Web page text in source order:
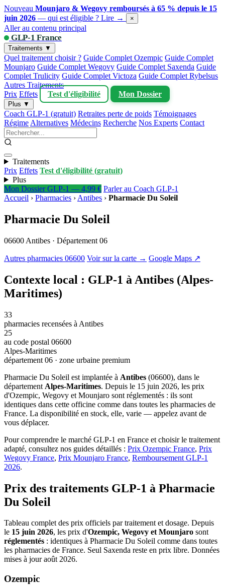
Nouveau Mounjaro & Wegovy remboursés à 65 % depuis le 15
juin 2026 — qui est éligible ? Lire → ×
Aller au contenu principal
GLP-1 France
Traitements ▼
Quel traitement choisir ? Guide Complet Ozempic Guide Complet
Mounjaro Guide Complet Wegovy Guide Complet Saxenda Guide
Complet Trulicity Guide Complet Victoza Guide Complet Rybelsus
Autres Traitements
Prix Effets Test d'éligibilité Mon Dossier
Plus ▼
Coach GLP-1 (gratuit) Retraites perte de poids Témoignages
Régime Alternatives Médecins Recherche Nos Experts Contact
Traitements
Prix Effets Test d'éligibilité (gratuit)
Plus
Mon Dossier GLP-1 — 4,99 € Parler au Coach GLP-1
Accueil › Pharmacies › Antibes › Pharmacie Du Soleil
Pharmacie Du Soleil
06600 Antibes · Département 06
Autres pharmacies 06600 Voir sur la carte → Google Maps ↗
Contexte local : GLP-1 à Antibes (Alpes-
Maritimes)
33
pharmacies recensées à Antibes
25
au code postal 06600
Alpes-Maritimes
département 06 · zone urbaine premium
Pharmacie Du Soleil est implantée à Antibes (06600), dans le
département Alpes-Maritimes. Depuis le 15 juin 2026, les prix
d'Ozempic, Wegovy et Mounjaro sont réglementés : ils sont
identiques dans cette officine comme dans toutes les pharmacies de
France. La disponibilité en stock, elle, varie — appelez avant de
vous déplacer.
Pour comprendre le marché GLP-1 en France et choisir le traitement
adapté, consultez nos guides détaillés : Prix Ozempic France, Prix
Wegovy France, Prix Mounjaro France, Remboursement GLP-1
2026.
Prix des traitements GLP-1 à Pharmacie
Du Soleil
Tableau complet des prix officiels par traitement et dosage. Depuis
le 15 juin 2026, les prix d'Ozempic, Wegovy et Mounjaro sont
réglementés : identiques à Pharmacie Du Soleil comme dans toutes
les pharmacies de France. Seul Saxenda reste en prix libre. Données
mises à jour août 2026.
Ozempic